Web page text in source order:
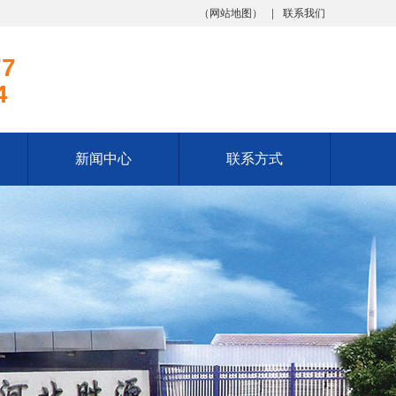
（ 网站地图 ） 联系我们
新闻中心 联系方式